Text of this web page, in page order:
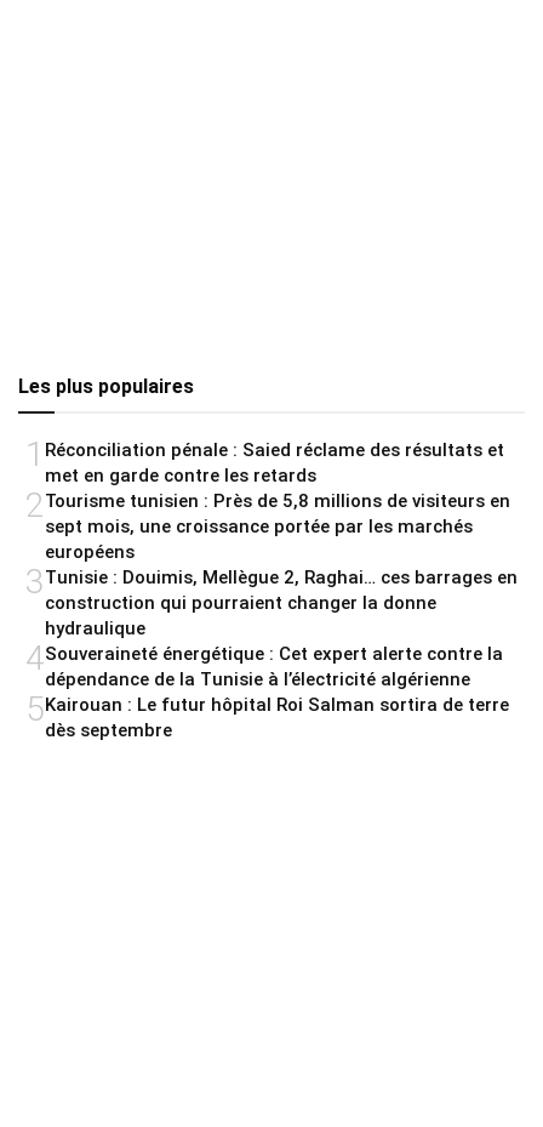
Les plus populaires
1 Réconciliation pénale : Saied réclame des résultats et
met en garde contre les retards
2Tourisme tunisien : Près de 5,8 millions de visiteurs en
sept mois, une croissance portée par les marchés
européens
3Tunisie : Douimis, Mellègue 2, Raghai… ces barrages en
construction qui pourraient changer la donne
hydraulique
4Souveraineté énergétique : Cet expert alerte contre la
dépendance de la Tunisie à l’électricité algérienne
5Kairouan : Le futur hôpital Roi Salman sortira de terre
dès septembre